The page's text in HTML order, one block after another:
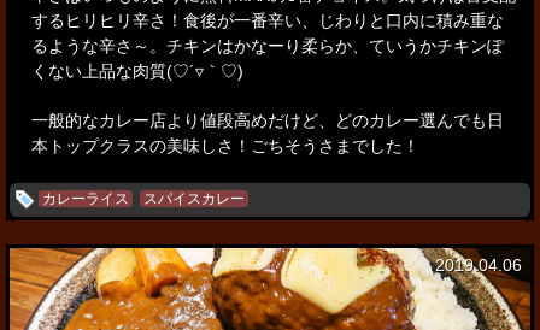
するヒリヒリ辛さ！食後が一番辛い、じわりと口内に積み重な
るような辛さ～。 チキンはかなーり柔らか、ていうかチキンぽ
くない上品な肉質(♡´▿｀♡)
一般的なカレー店より値段高めだけど、どのカレー選んでも日
本トップクラスの美味しさ！ ごちそうさまでした！
カレーライス スパイスカレー
2019.04.06